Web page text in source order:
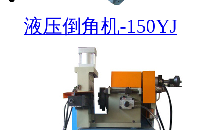
液压倒角机-150YJ